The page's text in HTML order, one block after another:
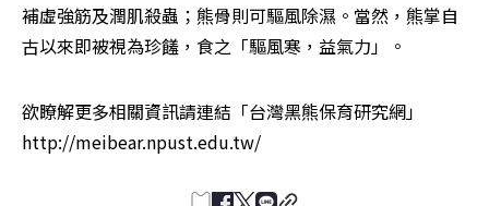
補虛強筋及潤肌殺蟲；熊骨則可驅風除濕。當然，熊掌自
古以來即被視為珍饈，食之「驅風寒，益氣力」。
欲瞭解更多相關資訊請連結「台灣黑熊保育研究網」
http://meibear.npust.edu.tw/